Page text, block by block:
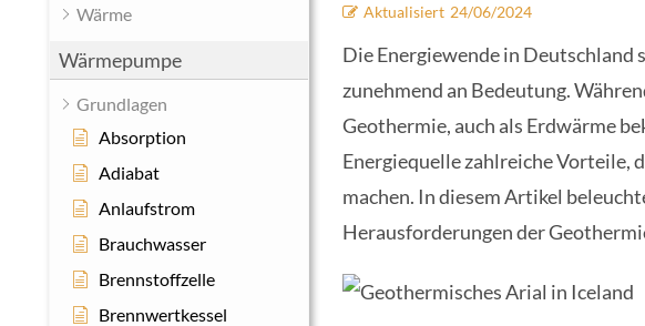
Wärme
Wärmepumpe
Grundlagen
Absorption
Adiabat
Anlaufstrom
Brauchwasser
Brennstoffzelle
Brennwertkessel
Aktualisiert 24/06/2024
Die Energiewende in Deutschland
zunehmend an Bedeutung.
Geothermie, auch als Erdwärme
Energiequelle zahlreiche Vorteile,
machen. In diesem Artikel
Herausforderungen der